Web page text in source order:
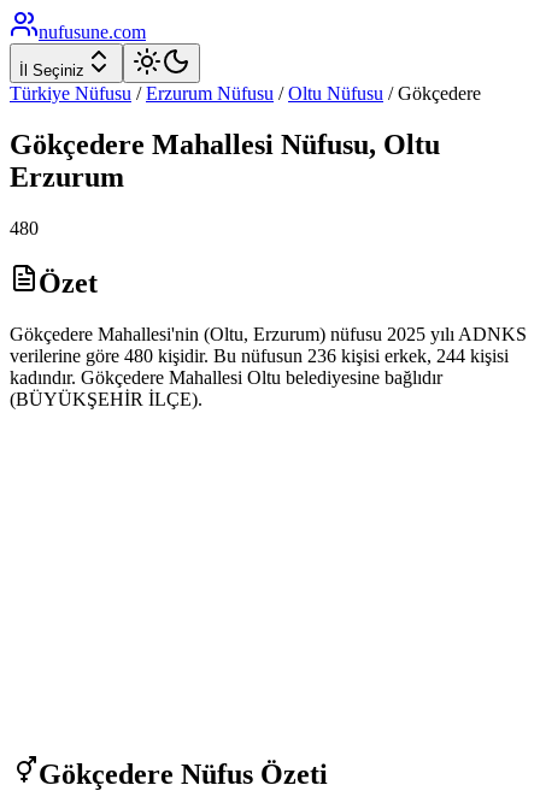
nufusune.com
İl Seçiniz
Türkiye Nüfusu / Erzurum Nüfusu / Oltu Nüfusu /Gökçedere
Gökçedere Mahallesi Nüfusu, Oltu
Erzurum
480
Özet
Gökçedere Mahallesi'nin (Oltu, Erzurum) nüfusu 2025 yılı ADNKS
verilerine göre 480 kişidir. Bu nüfusun 236 kişisi erkek, 244 kişisi
kadındır. Gökçedere Mahallesi Oltu belediyesine bağlıdır
(BÜYÜKŞEHİR İLÇE).
Gökçedere Nüfus Özeti